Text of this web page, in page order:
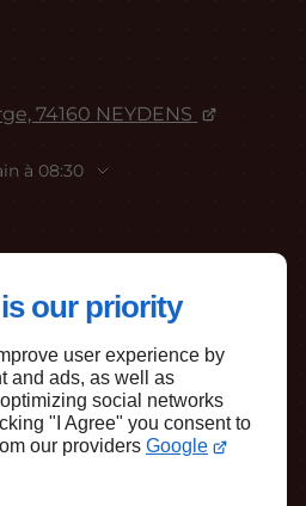
our priority
user experience by
and ads, as well as
social networks
"I Agree" you consent to
our providers Google
74160 NEYDENS
à 08:30
de page